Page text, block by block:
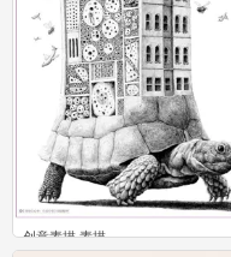
创意素描 素描